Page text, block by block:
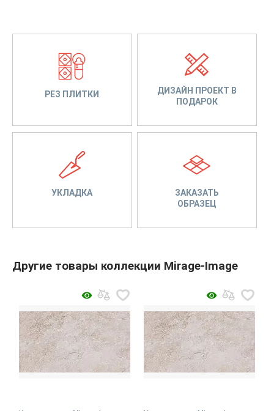
РЕЗ ПЛИТКИ
ДИЗАЙН ПРОЕКТ В
ПОДАРОК
УКЛАДКА
ЗАКАЗАТЬ
ОБРАЗЕЦ
Другие товары коллекции Mirage-Image